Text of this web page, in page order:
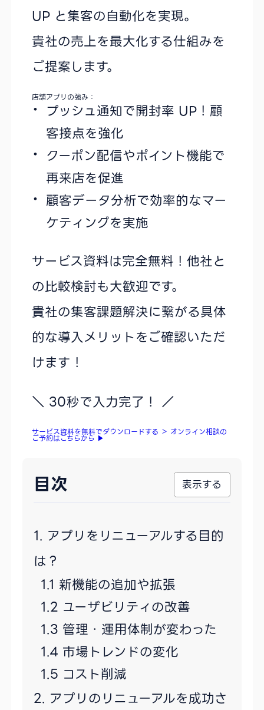
UP と集客の自動化を実現。
貴社の売上を最大化する仕組みを
ご提案します。
店舗アプリの強み：
プッシュ通知で開封率 UP！顧
客接点を強化
クーポン配信やポイント機能で
再来店を促進
顧客データ分析で効率的なマー
ケティングを実施
サービス資料は完全無料！他社と
の比較検討も大歓迎です。
貴社の集客課題解決に繋がる具体
的な導入メリットをご確認いただ
けます！
＼ 30秒で入力完了！ ／
サービス資料を無料でダウンロードする ＞ オンライン相談の
ご予約はこちらから ▶
目次
アプリをリニューアルする目的
は？
新機能の追加や拡張
ユーザビリティの改善
管理・運用体制が変わった
市場トレンドの変化
コスト削減
アプリのリニューアルを成功さ